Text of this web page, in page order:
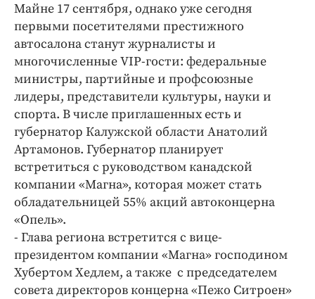
Происшествия
Спорт
Экономика и бизнес
ПРОЕКТЫ
Блоги
Издания
Медиаперсона
Интересное чтиво
Клиника года
Бренд года
Работодатель года
Майне 17 сентября, однако уже сегодня
первыми посетителями престижного
автосалона станут журналисты и
многочисленные VIP-гости: федеральные
министры, партийные и профсоюзные
лидеры, представители культуры, науки и
спорта. В числе приглашенных есть и
губернатор Калужской области Анатолий
Артамонов. Губернатор планирует
встретиться с руководством канадской
компании «Магна», которая может стать
обладательницей 55% акций автоконцерна
«Опель».
- Глава региона встретится с вице-
президентом компании «Магна» господином
Хубертом Хедлем, а также с председателем
совета директоров концерна «Пежо Ситроен»